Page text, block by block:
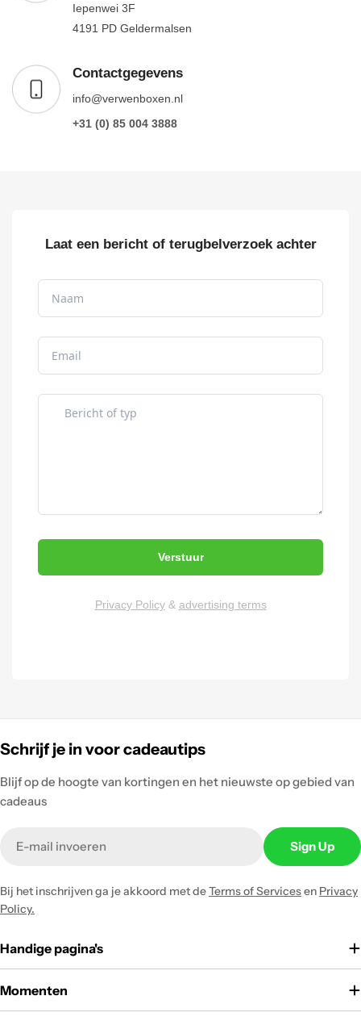
Iepenwei 3F
4191 PD Geldermalsen
Contactgegevens
info@verwenboxen.nl
+31 (0) 85 004 3888
Laat een bericht of terugbelverzoek achter
Verstuur
Privacy Policy& advertising terms
Schrijf je in voor cadeautips
Blijf op de hoogte van kortingen en het nieuwste op gebied van
cadeaus
Sign Up
Bij het inschrijven ga je akkoord met deTerms of Servicesen Privacy
Policy.
Handige pagina's
Momenten